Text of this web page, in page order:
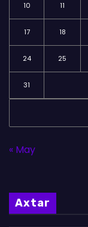
10 11
17 18
24 25
31
« May
Axtar